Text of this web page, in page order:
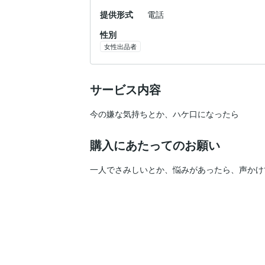
提供形式
電話
性別
女性出品者
サービス内容
今の嫌な気持ちとか、ハケ口になったら
購入にあたってのお願い
一人でさみしいとか、悩みがあったら、声か